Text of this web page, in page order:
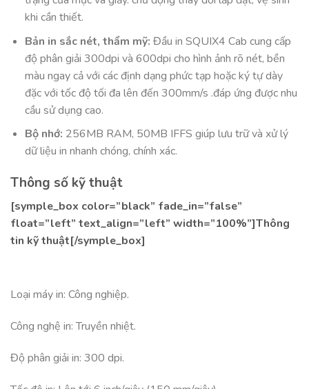
khi cần thiết.
Bản in sắc nét, thẩm mỹ: Đầu in SQUIX4 Cab cung cấp
độ phân giải 300dpi và 600dpi cho hình ảnh rõ nét, bền
màu ngay cả với các định dạng phức tạp hoặc ký tự dày
đặc với tốc độ tối đa lên đến 300mm/s .đáp ứng được nhu
cầu sử dụng cao.
Bộ nhớ: 256MB RAM, 50MB IFFS giúp lưu trữ và xử lý
dữ liệu in nhanh chóng, chính xác.
Thông số kỹ thuật
[symple_box color=”black” fade_in=”false”
float=”left” text_align=”left” width=”100%”]Thông
tin kỹ thuật[/symple_box]
Loại máy in: Công nghiệp.
Công nghệ in: Truyền nhiệt.
Độ phân giải in: 300 dpi.